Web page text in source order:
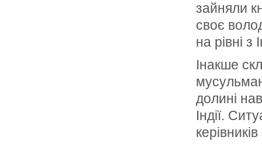
зайняли
своє
на рівні
Інакше
долині
Індії.